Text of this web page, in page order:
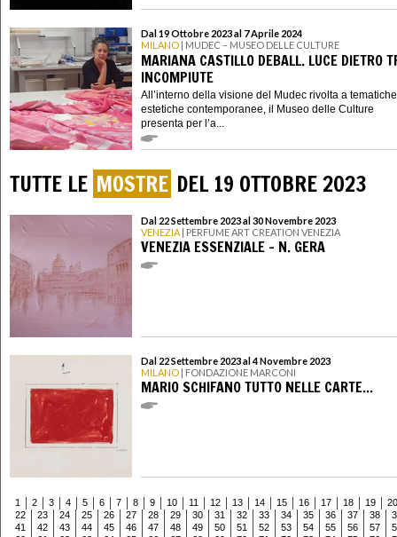
Dal 19 Ottobre 2023 al 7 Aprile 2024
MILANO | MUDEC – MUSEO DELLE CULTURE
MARIANA CASTILLO DEBALL. LUCE DIETRO
INCOMPIUTE
All’interno della visione del Mudec rivolta a
estetiche contemporanee, il Museo delle Culture
presenta per l’a...
TUTTE LE MOSTRE DEL 19 OTTOBRE 2023
Dal 22 Settembre 2023 al 30 Novembre 2023
VENEZIA | PERFUME ART CREATION VENEZIA
VENEZIA ESSENZIALE - N. GERA
Dal 22 Settembre 2023 al 4 Novembre 2023
MILANO | FONDAZIONE MARCONI
MARIO SCHIFANO TUTTO NELLE CARTE...
1 2 3 4 5 6 7 8 9 10 11 12 13 14 15 16 17 18 19
20
22
23 24 25 26 27 28 29 30 31 32 33 34 35 36 37 38
41
42 43 44 45 46 47 48 49 50 51 52 53 54 55 56 57